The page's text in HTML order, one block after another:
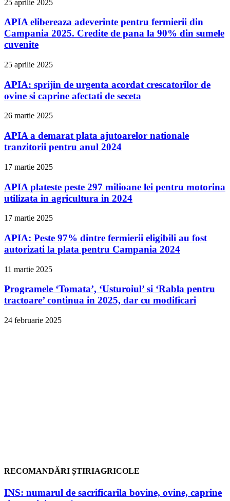
25 aprilie 2025
APIA elibereaza adeverinte pentru fermierii din
Campania 2025. Credite de pana la 90% din sumele
cuvenite
25 aprilie 2025
APIA: sprijin de urgenta acordat crescatorilor de
ovine si caprine afectati de seceta
26 martie 2025
APIA a demarat plata ajutoarelor nationale
tranzitorii pentru anul 2024
17 martie 2025
APIA plateste peste 297 milioane lei pentru motorina
utilizata in agricultura in 2024
17 martie 2025
APIA: Peste 97% dintre fermierii eligibili au fost
autorizati la plata pentru Campania 2024
11 martie 2025
Programele ‘Tomata’, ‘Usturoiul’ si ‘Rabla pentru
tractoare’ continua in 2025, dar cu modificari
24 februarie 2025
RECOMANDĂRI ȘTIRIAGRICOLE
INS: numarul de sacrificarila bovine, ovine, caprine